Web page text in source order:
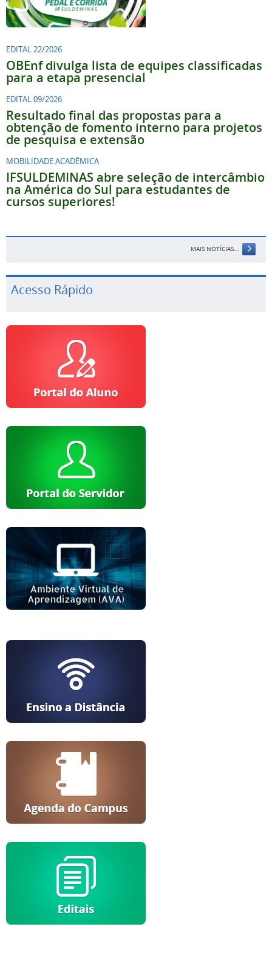
EDITAL 22/2026
OBEnf divulga lista de equipes classificadas
para a etapa presencial
EDITAL 09/2026
Resultado final das propostas para a
obtenção de fomento interno para projetos
de pesquisa e extensão
MOBILIDADE ACADÊMICA
IFSULDEMINAS abre seleção de intercâmbio
na América do Sul para estudantes de
cursos superiores!
MAIS NOTÍCIAS...
Acesso Rápido